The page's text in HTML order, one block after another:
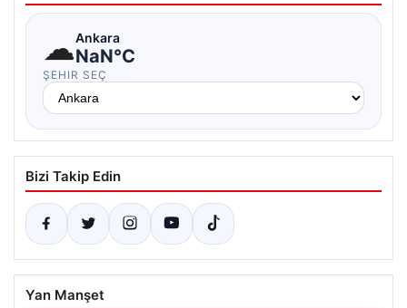
☁Ankara
NaN°C
ŞEHIR SEÇ
Bizi Takip Edin
Yan Manşet